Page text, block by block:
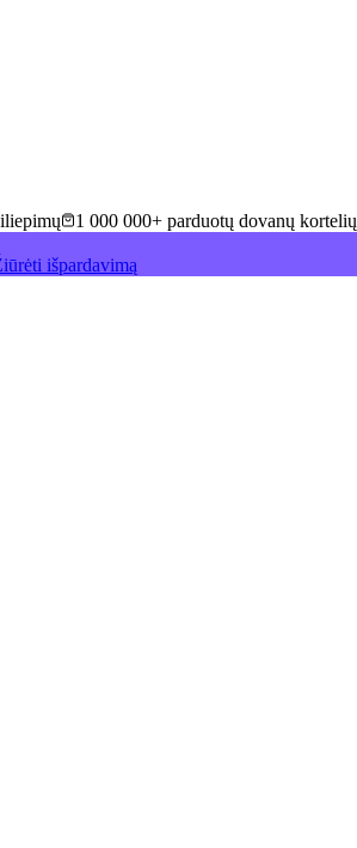
1 000 000+ parduotų dovanų kortelių
išpardavimą